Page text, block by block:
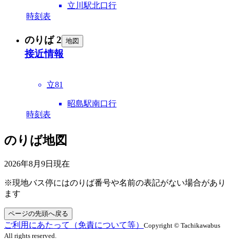
立川駅北口行
時刻表
のりば 2 地図
接近情報
立81
昭島駅南口行
時刻表
のりば地図
2026年8月9日 現在
※現地バス停にはのりば番号や名前の表記がない場合があり
ます
ページの先頭へ戻る
ご利用にあたって（免責について等） Copyright © Tachikawabus
All rights reserved.